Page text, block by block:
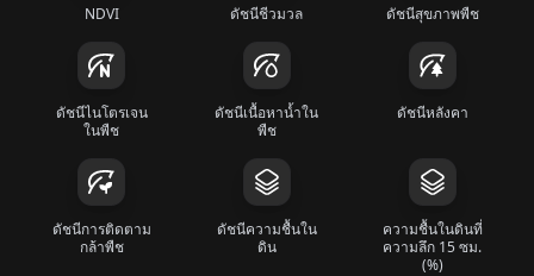
NDVI ดัชนีชีวมวล ดัชนีสุขภาพพืช
ดัชนีไนโตรเจน
ในพืช
ดัชนีเนื้อหาน้ำใน
พืช
ดัชนีหลังคา
ดัชนีการติดตาม
กล้าพืช
ดัชนีความชื้นใน
ดิน
ความชื้นในดินที่
ความลึก 15 ซม.
(%)